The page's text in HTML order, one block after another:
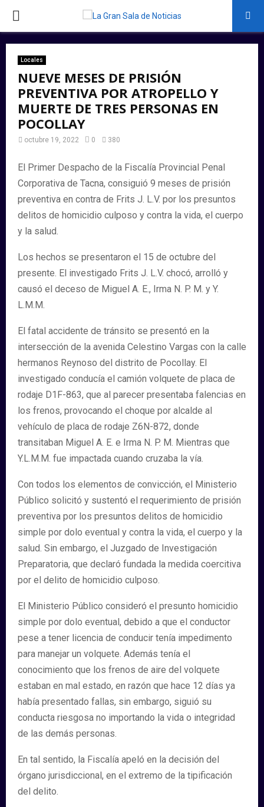
PRIMARY
MENU
Locales
NUEVE MESES DE PRISIÓN
PREVENTIVA POR ATROPELLO Y
MUERTE DE TRES PERSONAS EN
POCOLLAY
octubre 19, 2022 0 380
El Primer Despacho de la Fiscalía Provincial Penal
Corporativa de Tacna, consiguió 9 meses de prisión
preventiva en contra de Frits J. L.V. por los presuntos
delitos de homicidio culposo y contra la vida, el cuerpo
y la salud.
Los hechos se presentaron el 15 de octubre del
presente. El investigado Frits J. L.V. chocó, arrolló y
causó el deceso de Miguel A. E., Irma N. P. M. y Y.
L.M.M.
El fatal accidente de tránsito se presentó en la
intersección de la avenida Celestino Vargas con la calle
hermanos Reynoso del distrito de Pocollay. El
investigado conducía el camión volquete de placa de
rodaje D1F-863, que al parecer presentaba falencias en
los frenos, provocando el choque por alcalde al
vehículo de placa de rodaje Z6N-872, donde
transitaban Miguel A. E. e Irma N. P. M. Mientras que
Y.L.M.M. fue impactada cuando cruzaba la vía.
Con todos los elementos de convicción, el Ministerio
Público solicitó y sustentó el requerimiento de prisión
preventiva por los presuntos delitos de homicidio
simple por dolo eventual y contra la vida, el cuerpo y la
salud. Sin embargo, el Juzgado de Investigación
Preparatoria, que declaró fundada la medida coercitiva
por el delito de homicidio culposo.
El Ministerio Público consideró el presunto homicidio
simple por dolo eventual, debido a que el conductor
pese a tener licencia de conducir tenía impedimento
para manejar un volquete. Además tenía el
conocimiento que los frenos de aire del volquete
estaban en mal estado, en razón que hace 12 días ya
había presentado fallas, sin embargo, siguió su
conducta riesgosa no importando la vida o integridad
de las demás personas.
En tal sentido, la Fiscalía apeló en la decisión del
órgano jurisdiccional, en el extremo de la tipificación
del delito.